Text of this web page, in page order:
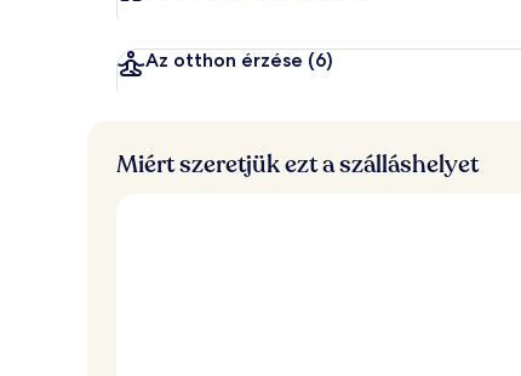
Az otthon érzése (6)
Miért szeretjük ezt a szálláshelyet